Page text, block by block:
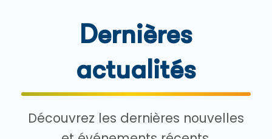
Dernières
actualités
Découvrez les dernières nouvelles